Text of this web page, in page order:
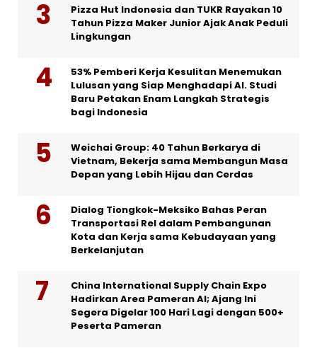
Pizza Hut Indonesia dan TUKR Rayakan 10
Tahun Pizza Maker Junior Ajak Anak Peduli
Lingkungan
53% Pemberi Kerja Kesulitan Menemukan
Lulusan yang Siap Menghadapi AI. Studi
Baru Petakan Enam Langkah Strategis
bagi Indonesia
Weichai Group: 40 Tahun Berkarya di
Vietnam, Bekerja sama Membangun Masa
Depan yang Lebih Hijau dan Cerdas
Dialog Tiongkok-Meksiko Bahas Peran
Transportasi Rel dalam Pembangunan
Kota dan Kerja sama Kebudayaan yang
Berkelanjutan
China International Supply Chain Expo
Hadirkan Area Pameran AI; Ajang Ini
Segera Digelar 100 Hari Lagi dengan 500+
Peserta Pameran